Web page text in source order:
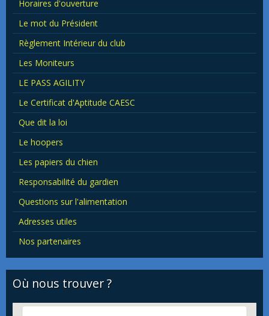
Horaires d'ouverture
Le mot du Président
Règlement Intérieur du club
Les Moniteurs
LE PASS AGILITY
Le Certificat d'Aptitude CAESC
Que dit la loi
Le hoopers
Les papiers du chien
Responsabilité du gardien
Questions sur l'alimentation
Adresses utiles
Nos partenaires
Où nous trouver ?